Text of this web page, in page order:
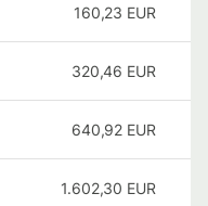
160,23 EUR
320,46 EUR
640,92 EUR
1.602,30 EUR